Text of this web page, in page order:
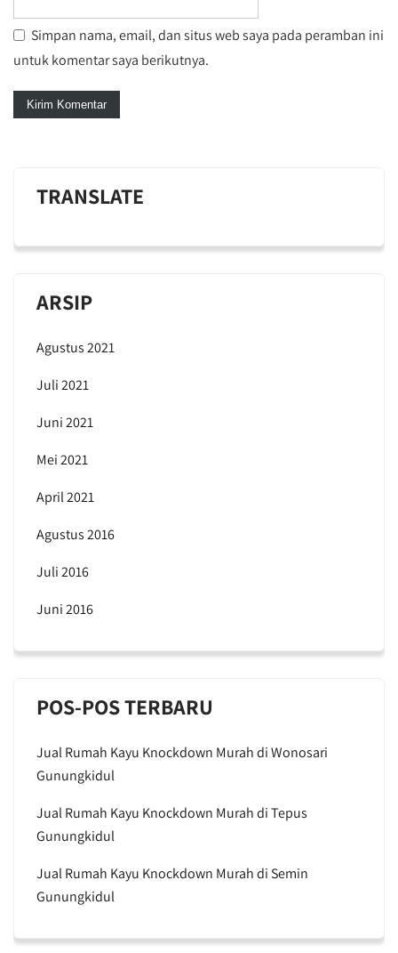
Simpan nama, email, dan situs web saya pada peramban ini
untuk komentar saya berikutnya.
TRANSLATE
ARSIP
Agustus 2021
Juli 2021
Juni 2021
Mei 2021
April 2021
Agustus 2016
Juli 2016
Juni 2016
POS-POS TERBARU
Jual Rumah Kayu Knockdown Murah di Wonosari
Gunungkidul
Jual Rumah Kayu Knockdown Murah di Tepus
Gunungkidul
Jual Rumah Kayu Knockdown Murah di Semin
Gunungkidul